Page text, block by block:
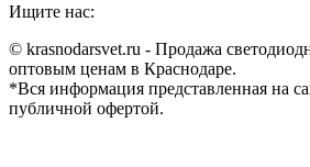
Ищите нас:
Страница
Facebook
открывается
в
Страница
Twitter
открывается
в
Страница
Instagram
открывается
в
Страница
Вконтакте
открывается
в
© krasnodarsvet.ru - Продажа
оптовым ценам в Краснодаре.
*Вся информация представленная на
публичной офертой.